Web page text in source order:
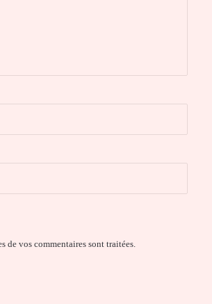
de vos commentaires sont traitées